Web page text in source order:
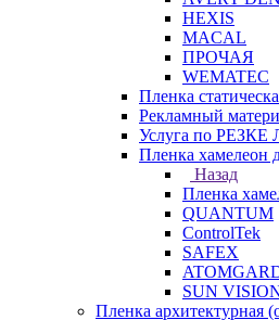
HEXIS
MACAL
ПРОЧАЯ
WEMATEC
Пленка
Рекламный
Услуга по
Пленка хамелеон
Назад
Пленка
QUANTUM
ControlTek
SAFEX
SUN
Пленка архитектурная